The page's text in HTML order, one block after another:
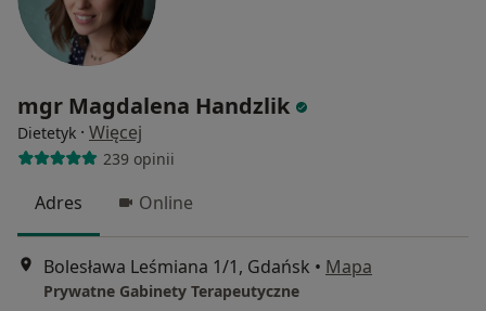
mgr Magdalena Handzlik
Dietetyk · Więcej
239 opinii
Adres Online
Bolesława Leśmiana 1/1, Gdańsk • Mapa
Prywatne Gabinety Terapeutyczne